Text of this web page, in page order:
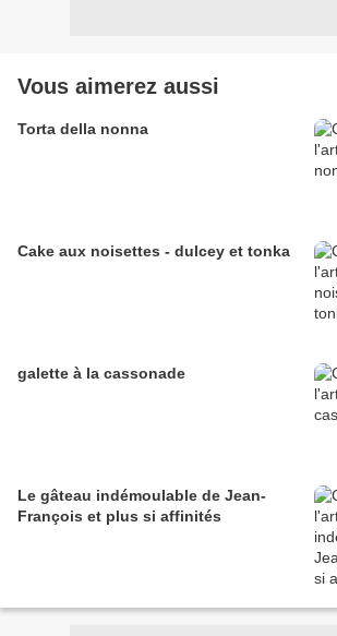
Vous aimerez aussi
Torta della nonna
Cake aux noisettes - dulcey et tonka
galette à la cassonade
Le gâteau indémoulable de Jean-
François et plus si affinités